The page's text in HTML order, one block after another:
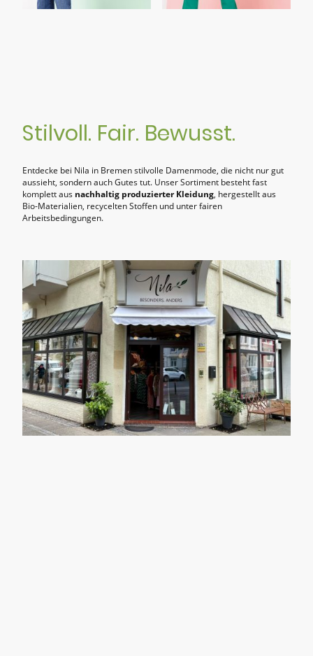
Stilvoll. Fair. Bewusst.
Entdecke bei Nila in Bremen stilvolle Damenmode, die nicht nur gut
aussieht, sondern auch Gutes tut. Unser Sortiment besteht fast
komplett aus nachhaltig produzierter Kleidung, hergestellt aus
Bio-Materialien, recycelten Stoffen und unter fairen
Arbeitsbedingungen.